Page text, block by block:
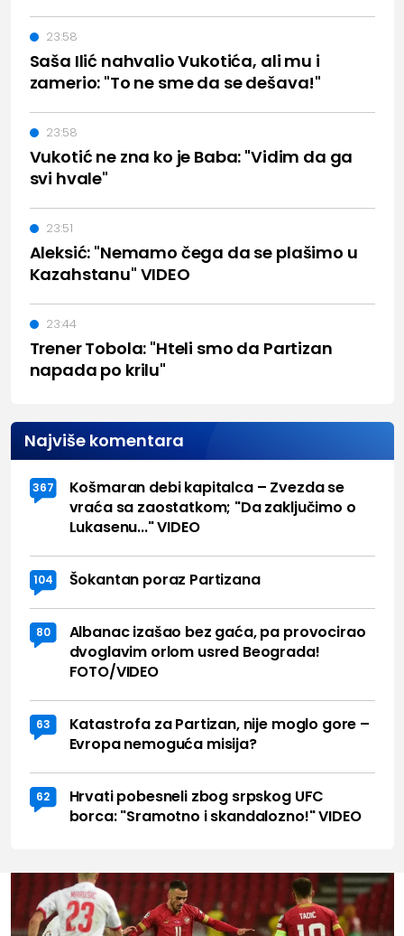
Saša Ilić nahvalio Vukotića, ali mu i
zamerio: "To ne sme da se dešava!"
23:58
Vukotić ne zna ko je Baba: "Vidim da ga
svi hvale"
23:58
Aleksić: "Nemamo čega da se plašimo u
Kazahstanu" VIDEO
23:51
Trener Tobola: "Hteli smo da Partizan
napada po krilu"
23:44
Najviše komentara
367
Košmaran debi kapitalca – Zvezda se
vraća sa zaostatkom; "Da zaključimo o
Lukasenu..." VIDEO
104 Šokantan poraz Partizana
80
Albanac izašao bez gaća, pa provocirao
dvoglavim orlom usred Beograda!
FOTO/VIDEO
63
Katastrofa za Partizan, nije moglo gore –
Evropa nemoguća misija?
62
Hrvati pobesneli zbog srpskog UFC
borca: "Sramotno i skandalozno!" VIDEO